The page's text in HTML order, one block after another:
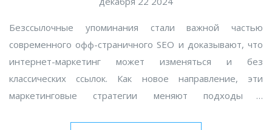
Безссылочные упоминания стали важной частью
современного офф-страничного SEO и доказывают, что
интернет-маркетинг может изменяться и без
классических ссылок. Как новое направление, эти
маркетинговые стратегии меняют подходы к